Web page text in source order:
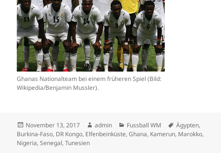
Ghanas Nationalteam bei einem früheren Spiel (Bild:
Wikipedia/Benjamin Mussler).
Veröffentlicht
am
November 13, 2017 Autor
admin Kategorien
Fussball WM Schlagwörter
Ägypten,
Burkina-Faso, DR Kongo, Elfenbeinküste,Ghana, Kamerun, Marokko,
Nigeria,Senegal,Tunesien